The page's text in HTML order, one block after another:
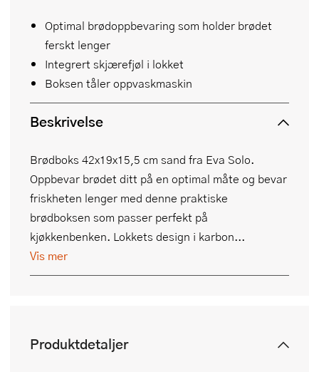
Optimal brødoppbevaring som holder brødet
ferskt lenger
Integrert skjærefjøl i lokket
Boksen tåler oppvaskmaskin
Beskrivelse
Brødboks 42x19x15,5 cm sand fra Eva Solo.
Oppbevar brødet ditt på en optimal måte og bevar
friskheten lenger med denne praktiske
brødboksen som passer perfekt på
kjøkkenbenken. Lokkets design i karbon...
Vis mer
Produktdetaljer